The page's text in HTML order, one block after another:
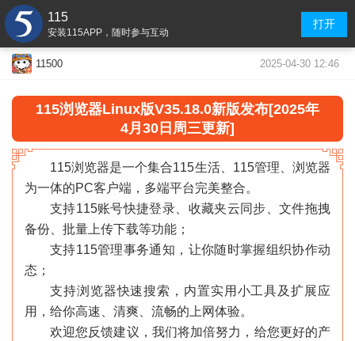
115
安装115APP，随时参与互动
打开
11500 2025-04-30 12:46
115浏览器Linux版V35.18.0新版发布[2025年
4月30日周三更新]
115浏览器是一个集合115生活、115管理、浏览器
为一体的PC客户端，多端平台完美整合。
支持115账号快捷登录、收藏夹云同步、文件拖拽
备份、批量上传下载等功能；
支持115管理事务通知，让你随时掌握组织协作动
态；
支持浏览器快速搜索，内置实用小工具及扩展应
用，给你高速、清爽、流畅的上网体验。
欢迎您反馈建议，我们将加倍努力，给您更好的产